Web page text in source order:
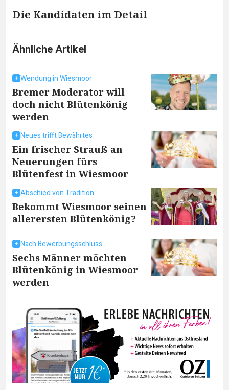
Die Kandidaten im Detail
Ähnliche Artikel
Wendung in Wiesmoor
Bremer Moderator will
doch nicht Blütenkönig
werden
Neues trifft Bewährtes
Ein frischer Strauß an
Neuerungen fürs
Blütenfest in Wiesmoor
Abschied von Tradition
Bekommt Wiesmoor seinen
allerersten Blütenkönig?
Nach Bewerbungsschluss
Sechs Männer möchten
Blütenkönig in Wiesmoor
werden